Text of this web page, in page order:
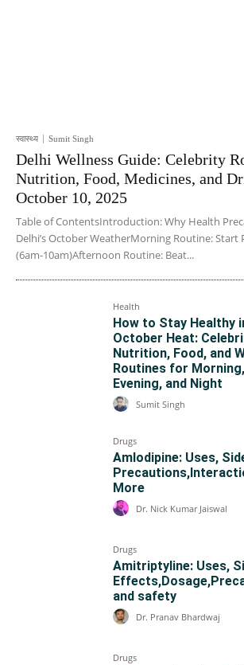
स्वास्थ्य Sumit Singh
Delhi Wellness Guide: Celebrity
Nutrition, Food, Medicines, and
October 10, 2025
Table of ContentsIntroduction: Why Health
Delhi’s October WeatherMorning Routine: Start
(6am-10am)Afternoon Routine: Beat...
Health
How to Stay Healthy
October Heat:
Nutrition, Food, and
Routines for
Evening, and Night
Sumit Singh
Drugs
Amlodipine: Uses,
More
Dr. Nick Kumar Jaiswal
Drugs
Amitriptyline: Uses,
and safety
Dr. Pranav Bhardwaj
Drugs